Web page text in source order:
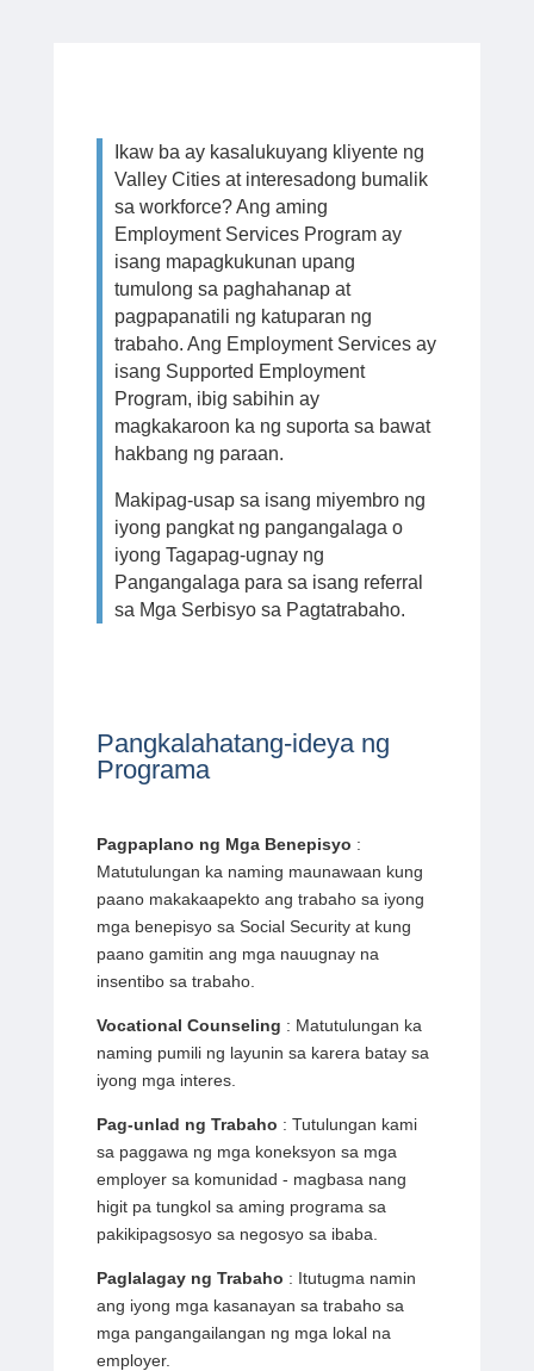
Ikaw ba ay kasalukuyang kliyente ng
Valley Cities at interesadong bumalik
sa workforce? Ang aming
Employment Services Program ay
isang mapagkukunan upang
tumulong sa paghahanap at
pagpapanatili ng katuparan ng
trabaho. Ang Employment Services ay
isang Supported Employment
Program, ibig sabihin ay
magkakaroon ka ng suporta sa bawat
hakbang ng paraan.
Makipag-usap sa isang miyembro ng
iyong pangkat ng pangangalaga o
iyong Tagapag-ugnay ng
Pangangalaga para sa isang referral
sa Mga Serbisyo sa Pagtatrabaho.
Pangkalahatang-ideya ng
Programa
Pagpaplano ng Mga Benepisyo :
Matutulungan ka naming maunawaan kung
paano makakaapekto ang trabaho sa iyong
mga benepisyo sa Social Security at kung
paano gamitin ang mga nauugnay na
insentibo sa trabaho.
Vocational Counseling : Matutulungan ka
naming pumili ng layunin sa karera batay sa
iyong mga interes.
Pag-unlad ng Trabaho : Tutulungan kami
sa paggawa ng mga koneksyon sa mga
employer sa komunidad - magbasa nang
higit pa tungkol sa aming programa sa
pakikipagsosyo sa negosyo sa ibaba.
Paglalagay ng Trabaho : Itutugma namin
ang iyong mga kasanayan sa trabaho sa
mga pangangailangan ng mga lokal na
employer.